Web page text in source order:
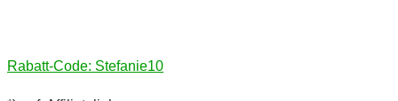
Rabatt-Code: Stefanie10